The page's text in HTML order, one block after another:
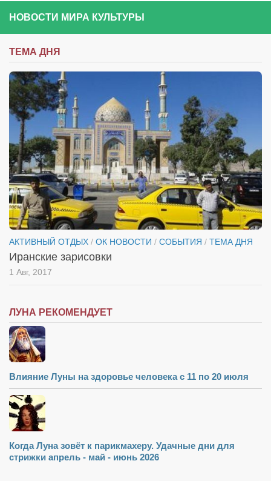
НОВОСТИ МИРА КУЛЬТУРЫ
ТЕМА ДНЯ
АКТИВНЫЙ ОТДЫХ / ОК НОВОСТИ / СОБЫТИЯ / ТЕМА ДНЯ
Иранские зарисовки
1 Авг, 2017
ЛУНА РЕКОМЕНДУЕТ
Влияние Луны на здоровье человека с 11 по 20 июля
Когда Луна зовёт к парикмахеру. Удачные дни для
стрижки апрель - май - июнь 2026